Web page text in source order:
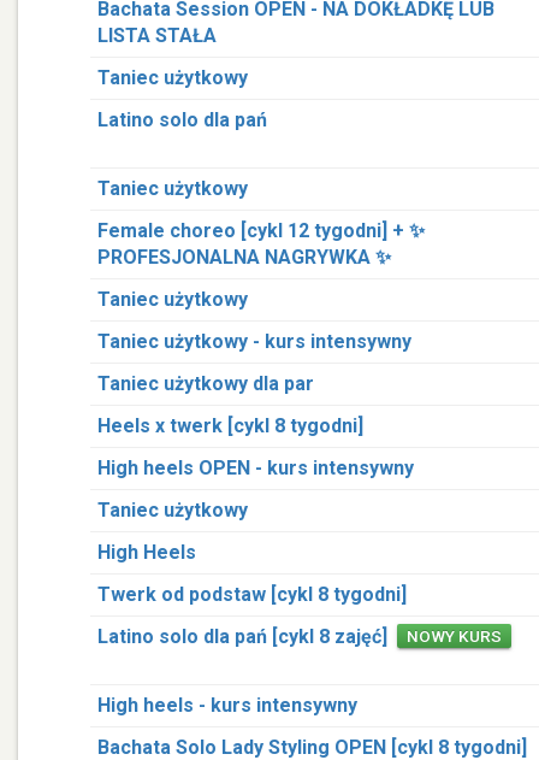
Bachata Session OPEN - NA DOKŁADKĘ LUB
LISTA STAŁA
Taniec użytkowy
Latino solo dla pań
Taniec użytkowy
Female choreo [cykl 12 tygodni] + ✨
PROFESJONALNA NAGRYWKA ✨
Taniec użytkowy
Taniec użytkowy - kurs intensywny
Taniec użytkowy dla par
Heels x twerk [cykl 8 tygodni]
High heels OPEN - kurs intensywny
Taniec użytkowy
High Heels
Twerk od podstaw [cykl 8 tygodni]
Latino solo dla pań [cykl 8 zajęć]
NOWY KURS
High heels - kurs intensywny
Bachata Solo Lady Styling OPEN [cykl 8 tygodni]